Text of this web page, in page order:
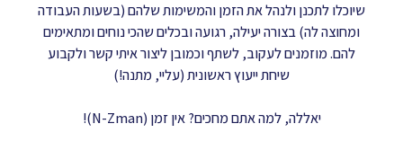
שיוכלו לתכנן ולנהל את הזמן והמשימות שלהם (בשעות העבודה
ומחוצה לה) בצורה יעילה, רגועה ובכלים שהכי נוחים ומתאימים
להם. מוזמנים לעקוב, לשתף וכמובן ליצור איתי קשר ולקבוע
שיחת ייעוץ ראשונית (עליי, מתנה!)
יאללה, למה אתם מחכים? אין זמן (N-Zman)!